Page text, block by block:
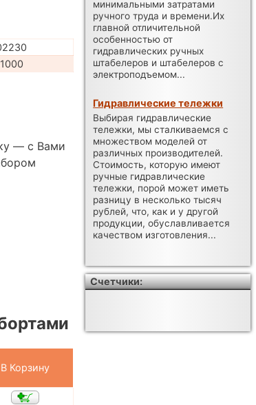
— с Вами
В Корзину
минимальными затратами
ручного труда и времени.Их
главной отличительной
особенностью от
гидравлических ручных
штабелеров и штабелеров с
электроподъемом...
Гидравлические тележки
Выбирая гидравлические
тележки, мы сталкиваемся с
множеством моделей от
различных производителей.
Стоимость, которую имеют
ручные гидравлические
тележки, порой может иметь
разницу в несколько тысяч
рублей, что, как и у другой
продукции, обуславливается
качеством изготовления...
Счетчики: